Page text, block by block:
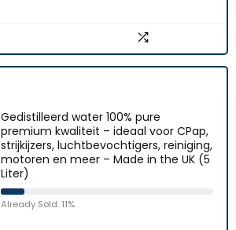
Gedistilleerd water 100% pure
premium kwaliteit – ideaal voor CPap,
strijkijzers, luchtbevochtigers, reiniging,
motoren en meer – Made in the UK (5
Liter)
Already Sold: 11%